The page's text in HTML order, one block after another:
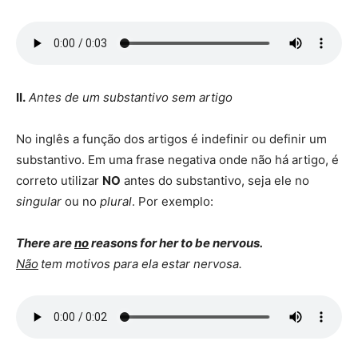
II. Antes de um substantivo sem artigo
No inglês a função dos artigos é indefinir ou definir um
substantivo. Em uma frase negativa onde não há artigo, é
correto utilizar NO antes do substantivo, seja ele no
singular ou no plural. Por exemplo:
There arenoreasons for her to be nervous.
Não tem motivos para ela estar nervosa.